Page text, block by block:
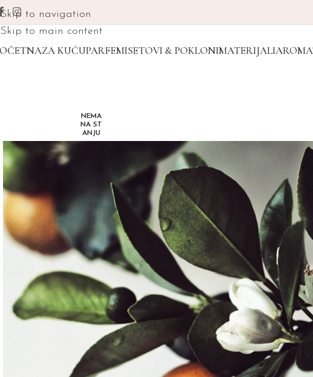
Skip to navigation
Skip to main content
ZA KUĆUPARFEMISETOVI & POKLONIMATERIJALI
NEMA
NA ST
ANJU